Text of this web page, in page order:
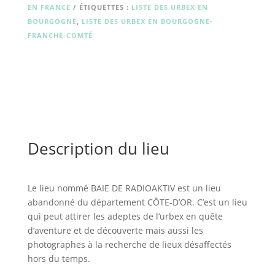
EN FRANCE
ÉTIQUETTES : LISTE DES URBEX EN
BOURGOGNE, LISTE DES URBEX EN BOURGOGNE-
FRANCHE-COMTÉ
Description du lieu
Le lieu nommé BAIE DE RADIOAKTIV est un lieu
abandonné du département CÔTE-D’OR. C’est un lieu
qui peut attirer les adeptes de l’urbex en quête
d’aventure et de découverte mais aussi les
photographes à la recherche de lieux désaffectés
hors du temps.